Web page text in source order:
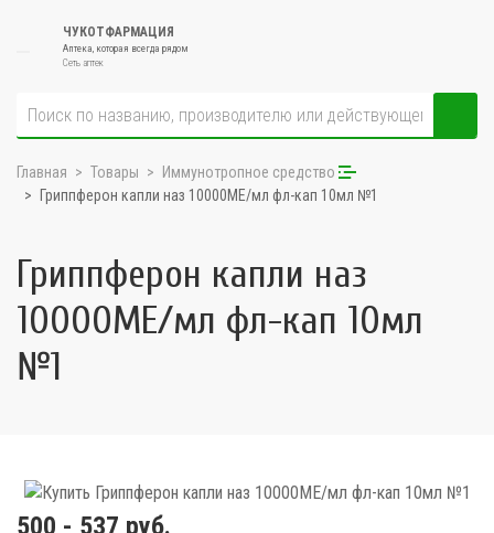
ЧУКОТФАРМАЦИЯ
Аптека, которая всегда рядом
Сеть аптек
Главная Товары
Иммунотропное средство
Гриппферон капли наз 10000МЕ/мл фл-кап 10мл №1
Гриппферон капли наз
10000МЕ/мл фл-кап 10мл
№1
500 - 537 руб.